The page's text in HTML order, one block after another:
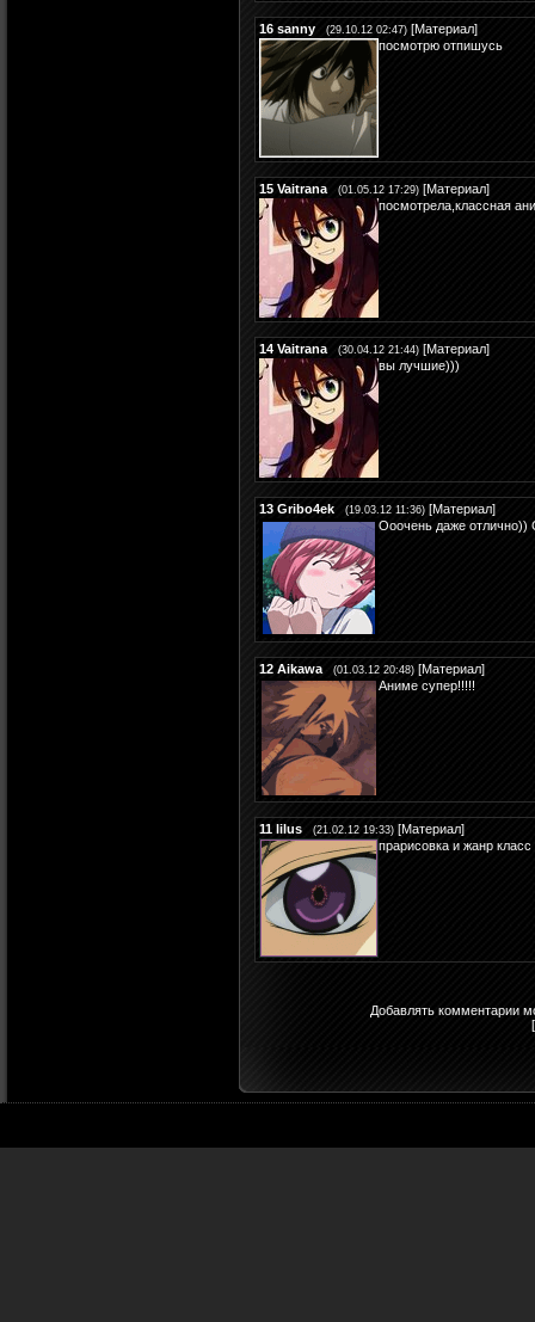
16 sanny (29.10.12 02:47) [Материал]
посмотрю отпишусь
15 Vaitrana (01.05.12 17:29) [Материал]
посмотрела,классная
14 Vaitrana (30.04.12 21:44) [Материал]
вы лучшие)))
13 Gribo4ek (19.03.12 11:36) [Материал]
Ооочень даже отлично))
12 Aikawa (01.03.12 20:48) [Материал]
Аниме супер!!!!!
11 lilus (21.02.12 19:33) [Материал]
прарисовка и жанр
Добавлять комментарии